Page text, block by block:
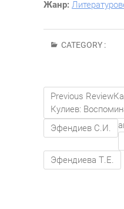
Жанр:
CATEGORY :
Previous Review
Кулиев:
Эфендиев С.И.
Эфендиева Т.Е.